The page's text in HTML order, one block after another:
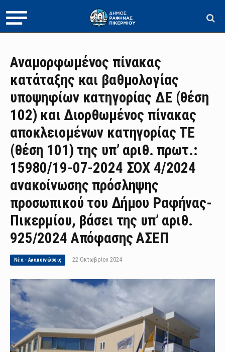
Αναμορφωμένος πίνακας
κατάταξης και βαθμολογίας
υποψηφίων κατηγορίας ΔΕ (θέση
102) και Διορθωμένος πίνακας
αποκλειομένων κατηγορίας ΤΕ
(θέση 101) της υπ’ αριθ. πρωτ.:
15980/19-07-2024 ΣΟΧ 4/2024
ανακοίνωσης πρόσληψης
προσωπικού του Δήμου Ραφήνας-
Πικερμίου, βάσει της υπ’ αριθ.
925/2024 Απόφασης ΑΣΕΠ
Νέα - Ανακοινώσεις 22 Οκτωβρίου 2024